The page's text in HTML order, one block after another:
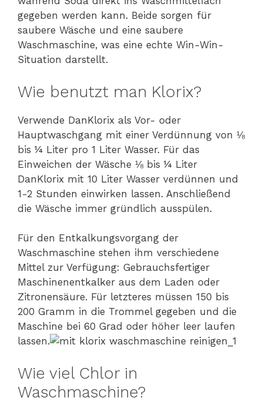
gegeben werden kann. Beide sorgen für
saubere Wäsche und eine saubere
Waschmaschine, was eine echte Win-Win-
Situation darstellt.
Wie benutzt man Klorix?
Verwende DanKlorix als Vor- oder
Hauptwaschgang mit einer Verdünnung von ⅛
bis ¼ Liter pro 1 Liter Wasser. Für das
Einweichen der Wäsche ⅛ bis ¼ Liter
DanKlorix mit 10 Liter Wasser verdünnen und
1-2 Stunden einwirken lassen. Anschließend
die Wäsche immer gründlich ausspülen.
Für den Entkalkungsvorgang der
Waschmaschine stehen ihm verschiedene
Mittel zur Verfügung: Gebrauchsfertiger
Maschinenentkalker aus dem Laden oder
Zitronensäure. Für letzteres müssen 150 bis
200 Gramm in die Trommel gegeben und die
Maschine bei 60 Grad oder höher leer laufen
lassen.
Wie viel Chlor in
Waschmaschine?